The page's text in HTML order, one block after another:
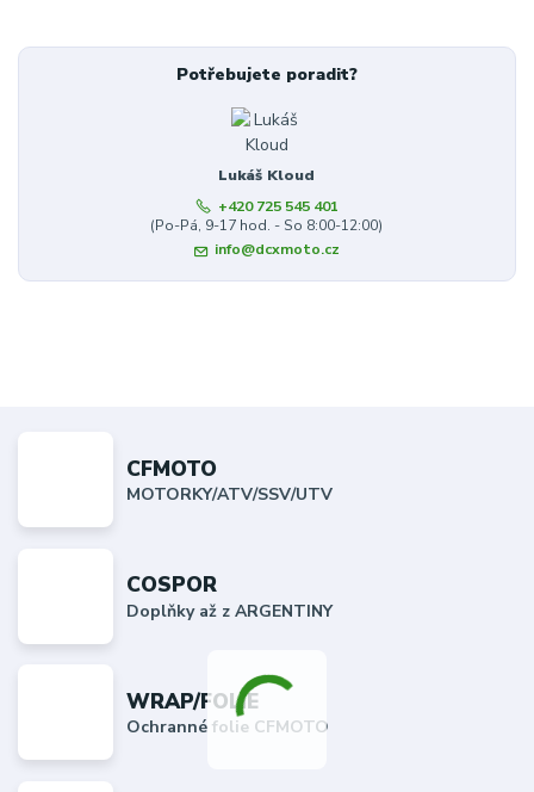
Potřebujete poradit?
Lukáš Kloud
+420 725 545 401
(Po-Pá, 9-17 hod. - So 8:00-12:00)
info@dcxmoto.cz
CFMOTO
MOTORKY/ATV/SSV/UTV
COSPOR
Doplňky až z ARGENTINY
WRAP/FOLIE
Ochranné folie CFMOTO